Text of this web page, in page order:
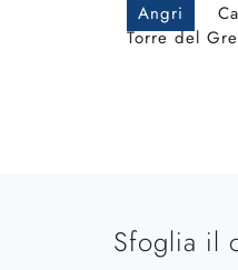
Angri
Torre del
Sfoglia il